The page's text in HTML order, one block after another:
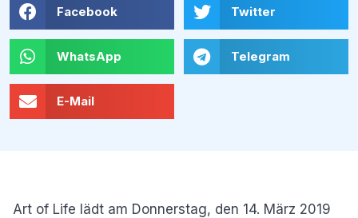
Facebook Twitter
WhatsApp Telegram
E-Mail
Art of Life lädt am Donnerstag, den 14. März 2019